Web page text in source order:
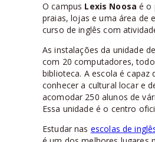
O campus Lexis Noosa é o
praias, lojas e uma área de
curso de inglês com
As instalações da unidade
com 20 computadores,
biblioteca. A escola é capaz
conhecer a cultural locar e
acomodar 250 alunos de
Essa unidade é o centro
Estudar nas escolas de